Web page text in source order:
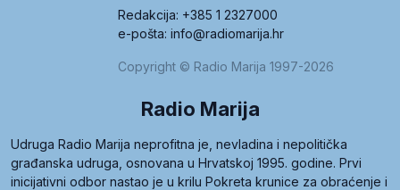
Redakcija: +385 1 2327000
e-pošta: info@radiomarija.hr
Copyright © Radio Marija 1997-2026
Radio Marija
Udruga Radio Marija neprofitna je, nevladina i nepolitička
građanska udruga, osnovana u Hrvatskoj 1995. godine. Prvi
inicijativni odbor nastao je u krilu Pokreta krunice za obraćenje i